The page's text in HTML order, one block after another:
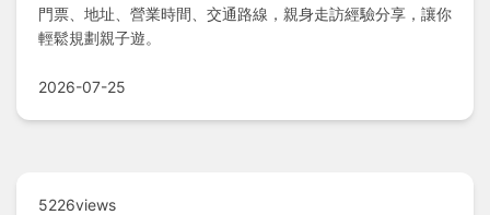
門票、地址、營業時間、交通路線，親身走訪經驗分享，讓你
輕鬆規劃親子遊。
2026-07-25
5226views